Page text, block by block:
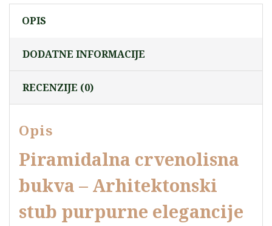
OPIS
DODATNE INFORMACIJE
RECENZIJE (0)
Opis
Piramidalna crvenolisna
bukva – Arhitektonski
stub purpurne elegancije